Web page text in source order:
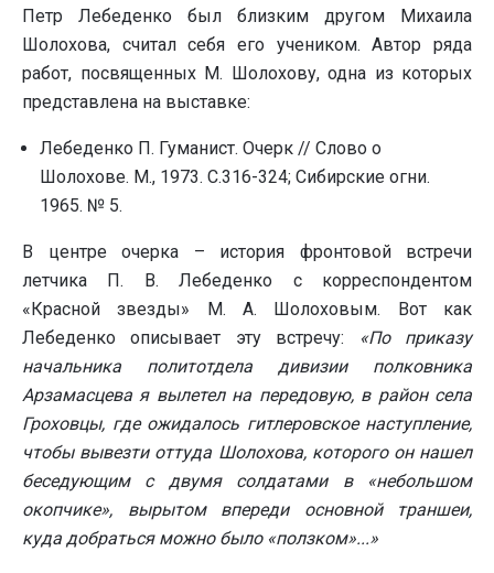
Петр Лебеденко был близким другом Михаила
Шолохова, считал себя его учеником. Автор ряда
работ, посвященных М. Шолохову, одна из которых
представлена на выставке:
Лебеденко П. Гуманист. Очерк // Слово о
Шолохове. М., 1973. С.316-324; Сибирские огни.
1965. № 5.
В центре очерка – история фронтовой встречи
летчика П. В. Лебеденко с корреспондентом
«Красной звезды» М. А. Шолоховым. Вот как
Лебеденко описывает эту встречу:
«По приказу
начальника политотдела дивизии полковника
Арзамасцева я вылетел на передовую, в район села
Гроховцы, где ожидалось гитлеровское наступление,
чтобы вывезти оттуда Шолохова, которого он нашел
беседующим с двумя солдатами в «небольшом
окопчике», вырытом впереди основной траншеи,
куда добраться можно было «ползком»...»